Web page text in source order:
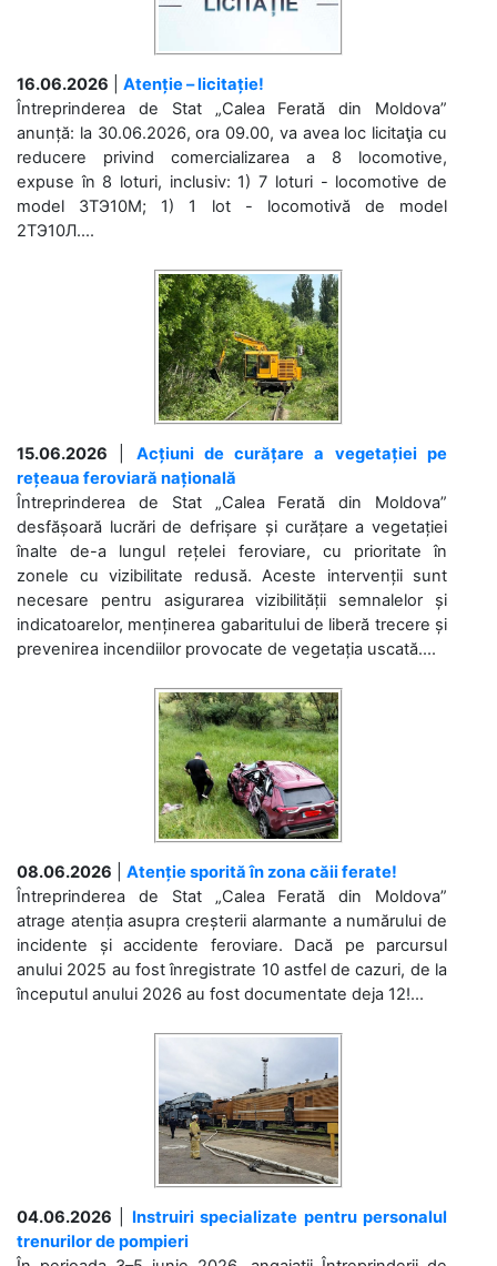
16.06.2026
Atenție – licitație!
Întreprinderea de Stat „Calea Ferată din Moldova”
anunță: la 30.06.2026, ora 09.00, va avea loc licitaţia cu
reducere privind comercializarea a 8 locomotive,
expuse în 8 loturi, inclusiv: 1) 7 loturi - locomotive de
model 3ТЭ10М; 1) 1 lot - locomotivă de model
2ТЭ10Л....
15.06.2026
Acțiuni de curățare a vegetației pe
rețeaua feroviară națională
Întreprinderea de Stat „Calea Ferată din Moldova”
desfășoară lucrări de defrișare și curățare a vegetației
înalte de-a lungul rețelei feroviare, cu prioritate în
zonele cu vizibilitate redusă. Aceste intervenții sunt
necesare pentru asigurarea vizibilității semnalelor și
indicatoarelor, menținerea gabaritului de liberă trecere și
prevenirea incendiilor provocate de vegetația uscată....
08.06.2026
Atenție sporită în zona căii ferate!
Întreprinderea de Stat „Calea Ferată din Moldova”
atrage atenția asupra creșterii alarmante a numărului de
incidente și accidente feroviare. Dacă pe parcursul
anului 2025 au fost înregistrate 10 astfel de cazuri, de la
începutul anului 2026 au fost documentate deja 12!...
04.06.2026
Instruiri specializate pentru personalul
trenurilor de pompieri